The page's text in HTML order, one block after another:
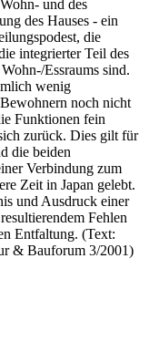
und des
des Hauses - ein
die
integrierter Teil des
Essraums sind.
wenig
noch nicht
Funktionen fein
zurück. Dies gilt für
die beiden
Verbindung zum
Zeit in Japan gelebt.
und Ausdruck einer
Fehlen
Entfaltung. (Text:
& Bauforum 3/2001)